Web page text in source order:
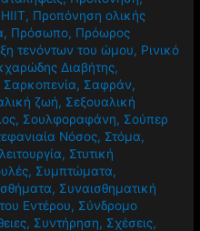
, Προπόνηση ολικής
, Πρόσωπο, Πρόωρος
τενόντων του ώμου, Ρινικό
Διαβήτης,
Σαρκοπενία, Σαφράν,
ζωή, Σεξουαλική
, Σουλφοραφάνη, Σούπερ
Νόσος, Στόμα,
, Στυτική
, Συμπτώματα,
, Συναισθηματική
Εντέρου, Σύνδρομο
, Συντήρηση, Σχέσεις,